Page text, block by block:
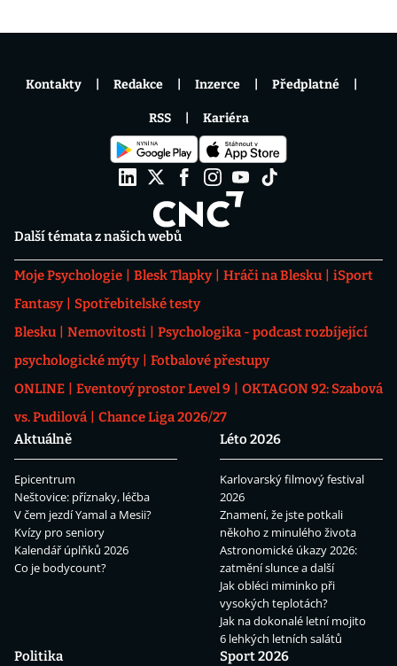
Další témata z našich webů
Moje Psychologie Blesk Tlapky Hráči na Blesku
iSport
Fantasy
Spotřebitelské testy
Blesku
Nemovitosti
Psychologika - podcast rozbíjející
psychologické mýty
Fotbalové přestupy
ONLINE
Eventový prostor Level 9
OKTAGON 92: Szabová
vs. Pudilová
Chance Liga 2026/27
Aktuálně
Epicentrum
Neštovice: příznaky, léčba
V čem jezdí Yamal a Mesii?
Kvízy pro seniory
Kalendář úplňků 2026
Co je bodycount?
Léto 2026
Karlovarský filmový festival
2026
Znamení, že jste potkali
někoho z minulého života
Astronomické úkazy 2026:
zatmění slunce a další
Jak obléci miminko při
vysokých teplotách?
Jak na dokonalé letní mojito
6 lehkých letních salátů
Politika
Sport 2026
Kontakty Redakce Inzerce Předplatné
RSS Kariéra